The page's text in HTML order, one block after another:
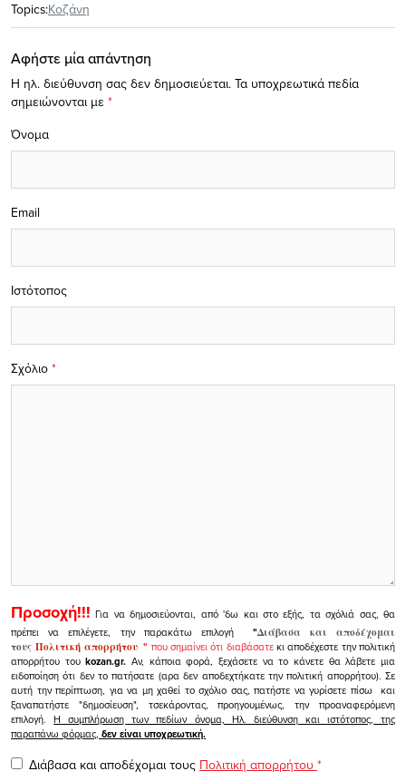
Topics:Κοζάνη
Αφήστε μία απάντηση
Η ηλ. διεύθυνση σας δεν δημοσιεύεται. Τα υποχρεωτικά πεδία
σημειώνονται με *
Σχόλιο *
Όνομα
Email
Ιστότοπος
Προσοχή!!! Για να δημοσιεύονται, από 'δω και στο εξής, τα σχόλιά σας, θα
πρέπει να επιλέγετε, την παρακάτω επιλογή
"Διάβασα και αποδέχομαι
τουςΠολιτική απορρήτου" που σημαίνει ότι διαβάσατεκι αποδέχεστε την πολιτική
απορρήτου τουkozan.gr. Αν, κάποια φορά, ξεχάσετε να το κάνετε θα λάβετε μια
ειδοποίηση ότι δεν το πατήσατε (αρα δεν αποδεχτήκατε την πολιτική απορρήτου). Σε
αυτή την περίπτωση, για να μη χαθεί το σχόλιο σας, πατήστε να γυρίσετε πίσω και
ξαναπατήστε "δημοσίευση", τσεκάροντας, προηγουμένως, την προαναφερόμενη
επιλογή.Η συμπλήρωση των πεδίων όνομα, Ηλ. διεύθυνση και ιστότοπος, της
παραπάνω φόρμας, δεν είναι υποχρεωτική.
Διάβασα και αποδέχομαι τους Πολιτική απορρήτου *